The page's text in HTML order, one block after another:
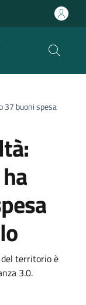
37 buoni spesa
territorio è
3.0.